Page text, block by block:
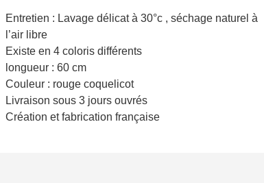
Entretien : Lavage délicat à 30°c , séchage naturel à
l’air libre
Existe en 4 coloris différents
longueur : 60 cm
Couleur : rouge coquelicot
Livraison sous 3 jours ouvrés
Création et fabrication française